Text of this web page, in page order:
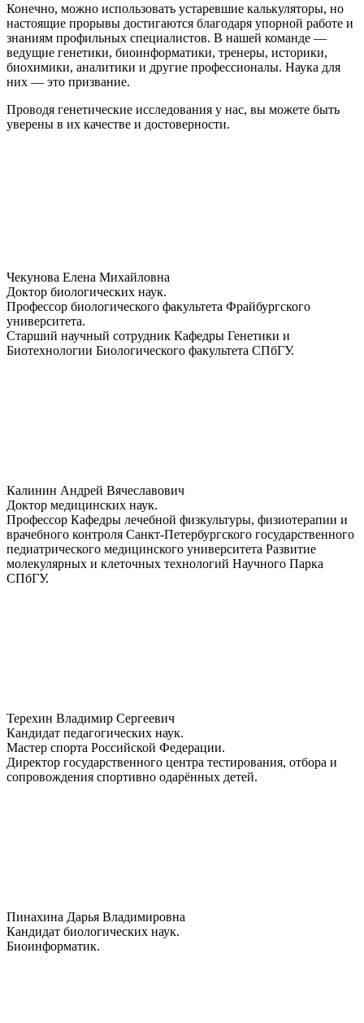
Конечно, можно использовать устаревшие калькуляторы, но
настоящие прорывы достигаются благодаря упорной работе и
знаниям профильных специалистов. В нашей команде —
ведущие генетики, биоинформатики, тренеры, историки,
биохимики, аналитики и другие профессионалы. Наука для
них — это призвание.
Проводя генетические исследования у нас, вы можете быть
уверены в их качестве и достоверности.
Чекунова Елена Михайловна
Доктор биологических наук.
Профессор биологического факультета Фрайбургского
университета.
Старший научный сотрудник Кафедры Генетики и
Биотехнологии Биологического факультета СПбГУ.
Калинин Андрей Вячеславович
Доктор медицинских наук.
Профессор Кафедры лечебной физкультуры, физиотерапии и
врачебного контроля Санкт-Петербургского государственного
педиатрического медицинского университета Развитие
молекулярных и клеточных технологий Научного Парка
СПбГУ.
Терехин Владимир Сергеевич
Кандидат педагогических наук.
Мастер спорта Российской Федерации.
Директор государственного центра тестирования, отбора и
сопровождения спортивно одарённых детей.
Пинахина Дарья Владимировна
Кандидат биологических наук.
Биоинформатик.